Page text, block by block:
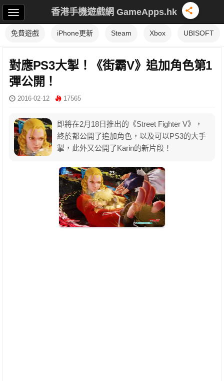
香港手機遊戲網 GameApps.hk
免費遊戲 iPhone更新 Steam Xbox UBISOFT
對應PS3大掣！《街霸V》追加角色第1
彈公開！
2016-02-12 17565
即將在2月18日推出的《Street Fighter V》，
終於都公開了追加角色，以及可以PS3的大手
掣，此外又公開了Karin的新片段！